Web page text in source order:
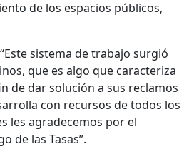
de los espacios públicos,
sistema de trabajo surgió
que es algo que caracteriza
de dar solución a sus reclamos
con recursos de todos los
les agradecemos por el
de las Tasas”.